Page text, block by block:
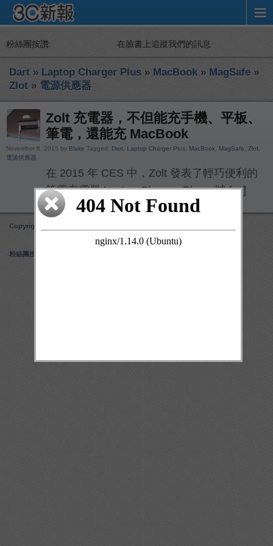
粉絲團按讚: 在臉書上追蹤我們的訊息
Dart » Laptop Charger Plus » MacBook » MagSafe »
Zlot » 電源供應器
Zolt 充電器，不但能充手機、平板、
筆電，還能充 MacBook
November 6, 2015 by Blake Tagged: Dart Laptop Charger Plus MacBook MagSafe Zlot
電源供應器
在 2015 年 CES 中，Zolt 發表了輕巧便利的
筆電充電器 Laptop Charger Plus，號 […]
Copyright 3C 新報
Obox Mobile Frameworkcreated by Obox Design
粉絲團按讚: